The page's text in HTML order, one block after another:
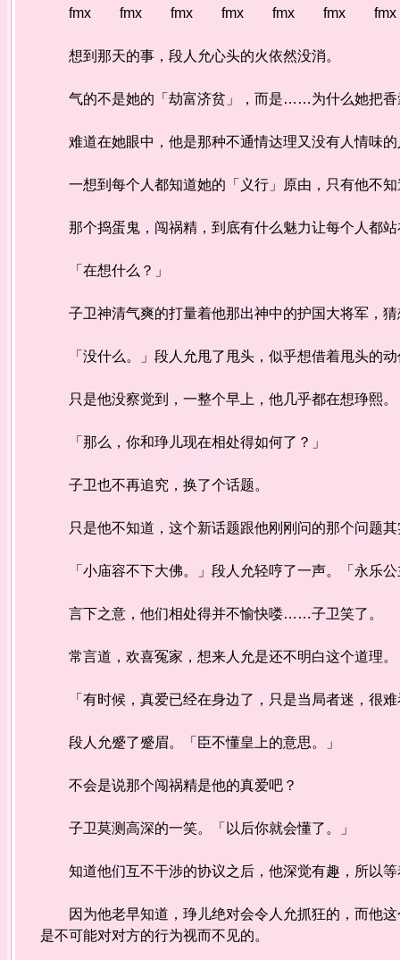
fmx fmx fmx fmx fmx fmx
想到那天的事，段人允心头的火依然没消。
气的不是她的「劫富济贫」，而是……为什么她把香
难道在她眼中，他是那种不通情达理又没有人情味的
一想到每个人都知道她的「义行」原由，只有他不知
那个捣蛋鬼，闯祸精，到底有什么魅力让每个人都站
「在想什么？」
子卫神清气爽的打量着他那出神中的护国大将军，猜
「没什么。」段人允甩了甩头，似乎想借着甩头的动
只是他没察觉到，一整个早上，他几乎都在想琤熙。
「那么，你和琤儿现在相处得如何了？」
子卫也不再追究，换了个话题。
只是他不知道，这个新话题跟他刚刚问的那个问题其
「小庙容不下大佛。」段人允轻哼了一声。「永乐公
言下之意，他们相处得并不愉快喽……子卫笑了。
常言道，欢喜冤家，想来人允是还不明白这个道理。
「有时候，真爱已经在身边了，只是当局者迷，很难
段人允蹙了蹙眉。「臣不懂皇上的意思。」
不会是说那个闯祸精是他的真爱吧？
子卫莫测高深的一笑。「以后你就会懂了。」
知道他们互不干涉的协议之后，他深觉有趣，所以等
因为他老早知道，琤儿绝对会令人允抓狂的，而他这
是不可能对对方的行为视而不见的。